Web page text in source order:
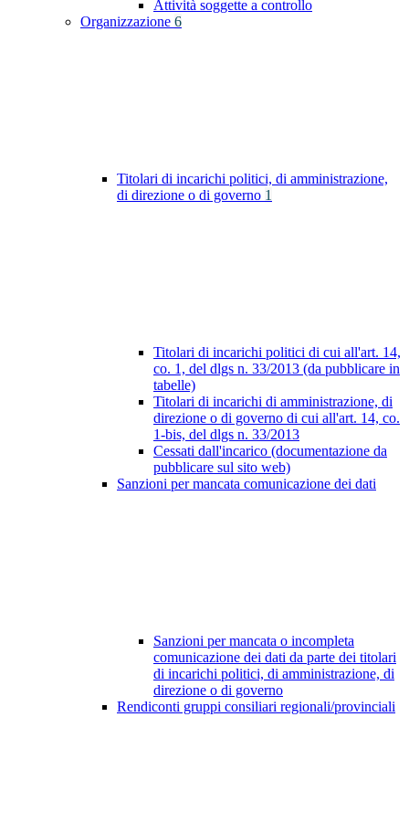
Attività soggette a controllo
Organizzazione 6
Titolari di incarichi politici, di amministrazione,
di direzione o di governo 1
Titolari di incarichi politici di cui all'art. 14,
co. 1, del dlgs n. 33/2013 (da pubblicare in
tabelle)
Titolari di incarichi di amministrazione, di
direzione o di governo di cui all'art. 14, co.
1-bis, del dlgs n. 33/2013
Cessati dall'incarico (documentazione da
pubblicare sul sito web)
Sanzioni per mancata comunicazione dei dati
Sanzioni per mancata o incompleta
comunicazione dei dati da parte dei titolari
di incarichi politici, di amministrazione, di
direzione o di governo
Rendiconti gruppi consiliari regionali/provinciali